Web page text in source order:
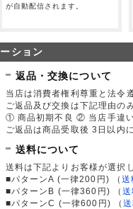
が自動配信されます。
ション
返品・交換について
当店は消費者権利尊重と法令
ご返品及び交換は下記理由の
① 商品初期不良 ② 当店手違
ご返品は商品受取後 3日以内
送料について
送料は下記よりお客様が選択
■パターンA (一律200円)
（送
■パターンB (一律360円)
（
■パターンC (一律600円)
（